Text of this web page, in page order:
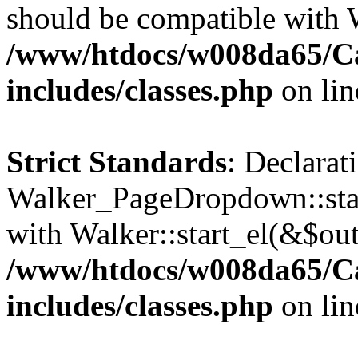
should be compatible with
/www/htdocs/w008da65/
includes/classes.php on
Strict Standards:
with
/www/htdocs/w008da65/
includes/classes.php on